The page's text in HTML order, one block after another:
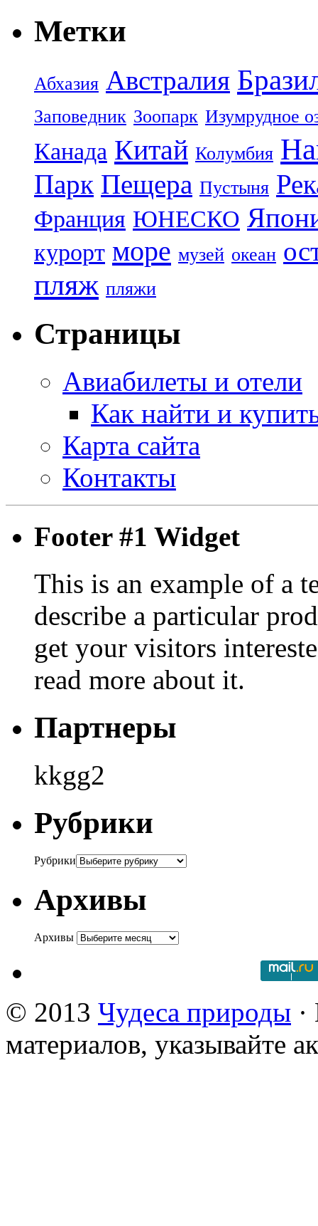
Метки
Абхазия Австралия
Заповедник Зоопарк Изумрудное
Канада Китай Колумбия
Парк Пещера Пустыня
Франция ЮНЕСКО
курорт море музей океан
пляж пляжи
Страницы
Авиабилеты и отели
Как найти и
Карта сайта
Контакты
Footer #1 Widget
This is an example of a
describe a particular
get your visitors
read more about it.
Партнеры
kkgg2
Рубрики
Рубрики
Архивы
Архивы
© 2013 Чудеса природы
материалов, указывайте